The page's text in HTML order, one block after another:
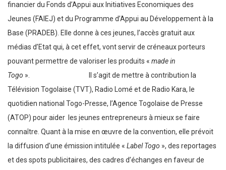
financier du Fonds d’Appui aux Initiatives Economiques des
Jeunes (FAIEJ) et du Programme d’Appui au Développement à la
Base (PRADEB). Elle donne à ces jeunes, l’accès gratuit aux
médias d’Etat qui, à cet effet, vont servir de créneaux porteurs
pouvant permettre de valoriser les produits « made in
Togo ». Il s’agit de mettre à contribution la
Télévision Togolaise (TVT), Radio Lomé et de Radio Kara, le
quotidien national Togo-Presse, l’Agence Togolaise de Presse
(ATOP) pour aider les jeunes entrepreneurs à mieux se faire
connaître. Quant à la mise en œuvre de la convention, elle prévoit
la diffusion d’une émission intitulée « Label Togo », des reportages
et des spots publicitaires, des cadres d’échanges en faveur de